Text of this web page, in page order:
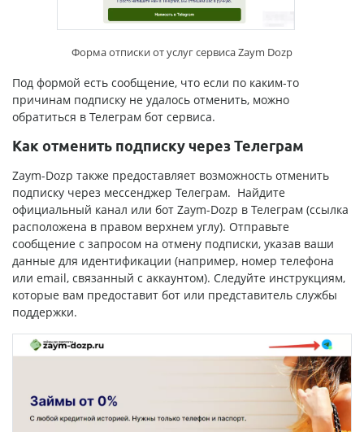
Форма отписки от услуг сервиса Zaym Dozp
Под формой есть сообщение, что если по каким-то
причинам подписку не удалось отменить, можно
обратиться в Телеграм бот сервиса.
Как отменить подписку через Телеграм
Zaym-Dozp также предоставляет возможность отменить
подписку через мессенджер Телеграм. Найдите
официальный канал или бот Zaym-Dozp в Телеграм (ссылка
расположена в правом верхнем углу). Отправьте
сообщение с запросом на отмену подписки, указав ваши
данные для идентификации (например, номер телефона
или email, связанный с аккаунтом). Следуйте инструкциям,
которые вам предоставит бот или представитель службы
поддержки.